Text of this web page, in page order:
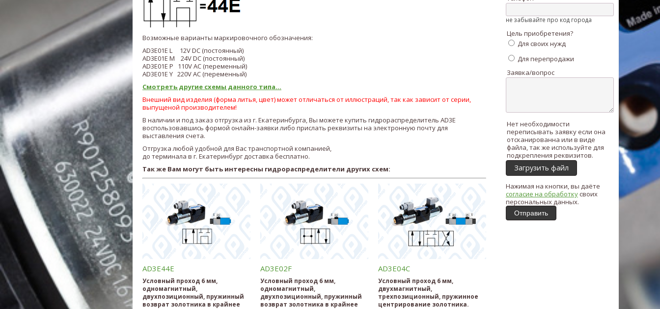
Возможные варианты маркировочного обозначения:
AD3E01E L 12V DC (постоянный)
AD3E01E M 24V DC (постоянный)
AD3E01E P 110V AC (переменный)
AD3E01E Y 220V AC (переменный)
Смотреть другие схемы данного типа...
Внешний вид изделия (форма литья, цвет) может отличаться от иллюстраций, так как зависит от серии,
выпущеной производителем!
В наличии и под заказ отгрузка из г. Екатеринбурга, Вы можете купить гидрораспределитель AD3E
воспользовавшись формой онлайн-заявки либо прислать реквизиты на электронную почту для
выставления счета.
Отгрузка любой удобной для Вас транспортной компанией,
до терминала в г. Екатеринбург доставка бесплатно.
Так же Вам могут быть интересны гидрораспределители других схем:
AD3E44E
Условный проход 6 мм,
одномагнитный,
двухпозиционный, пружинный
возврат золотника в крайнее
AD3E02F
Условный проход 6 мм,
одномагнитный,
двухпозиционный, пружинный
возврат золотника в крайнее
AD3E04C
Условный проход 6 мм,
двухмагнитный,
трехпозиционный, пружинное
центрирование золотника.
не забывайте про код города
Цель приобретения?
Для своих нужд
Для перепродажи
Заявка/вопрос
Нет необходимости
переписывать заявку если она
отсканированна или в виде
файла, так же используйте для
подкрепления реквизитов.
Загрузить файл
Нажимая на кнопки, вы даёте
согласие на обработкусвоих
персональных данных.
Отправить